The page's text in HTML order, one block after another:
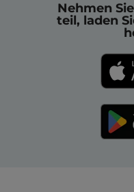
Nehmen
teil, laden